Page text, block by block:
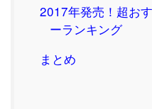
2017年発売！超お
ーランキング
まとめ